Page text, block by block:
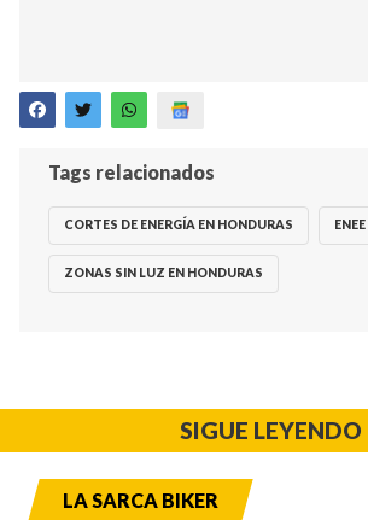
Tags relacionados
CORTES DE ENERGÍA EN HONDURAS ENEE
ZONAS SIN LUZ EN HONDURAS
SIGUE LEYENDO
LA SARCA BIKER